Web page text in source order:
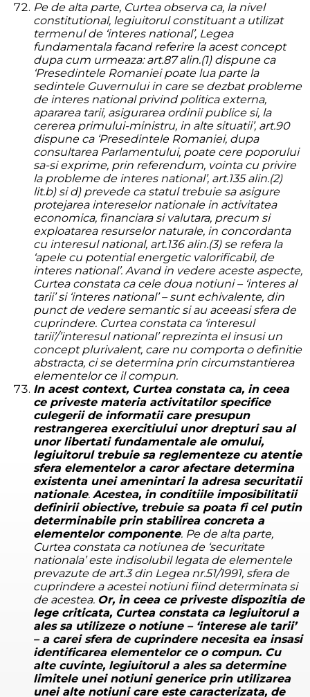
Pe de alta parte, Curtea observa ca, la nivel
constitutional, legiuitorul constituant a utilizat
termenul de ‘interes national’, Legea
fundamentala facand referire la acest concept
dupa cum urmeaza: art.87 alin.(1) dispune ca
‘Presedintele Romaniei poate lua parte la
sedintele Guvernului in care se dezbat probleme
de interes national privind politica externa,
apararea tarii, asigurarea ordinii publice si, la
cererea primului-ministru, in alte situatii’, art.90
dispune ca ‘Presedintele Romaniei, dupa
consultarea Parlamentului, poate cere poporului
sa-si exprime, prin referendum, vointa cu privire
la probleme de interes national’, art.135 alin.(2)
lit.b) si d) prevede ca statul trebuie sa asigure
protejarea intereselor nationale in activitatea
economica, financiara si valutara, precum si
exploatarea resurselor naturale, in concordanta
cu interesul national, art.136 alin.(3) se refera la
‘apele cu potential energetic valorificabil, de
interes national’. Avand in vedere aceste aspecte,
Curtea constata ca cele doua notiuni – ‘interes al
tarii’ si ‘interes national’ – sunt echivalente, din
punct de vedere semantic si au aceeasi sfera de
cuprindere. Curtea constata ca ‘interesul
tarii’/’interesul national’ reprezinta el insusi un
concept plurivalent, care nu comporta o definitie
abstracta, ci se determina prin circumstantierea
elementelor ce il compun.
In acest context, Curtea constata ca, in ceea
ce priveste materia activitatilor specifice
culegerii de informatii care presupun
restrangerea exercitiului unor drepturi sau al
unor libertati fundamentale ale omului,
legiuitorul trebuie sa reglementeze cu atentie
sfera elementelor a caror afectare determina
existenta unei amenintari la adresa securitatii
nationale. Acestea, in conditiile imposibilitatii
definirii obiective, trebuie sa poata fi cel putin
determinabile prin stabilirea concreta a
elementelor componente. Pe de alta parte,
Curtea constata ca notiunea de ‘securitate
nationala’ este indisolubil legata de elementele
prevazute de art.3 din Legea nr.51/1991, sfera de
cuprindere a acestei notiuni fiind determinata si
de acestea. Or, in ceea ce priveste dispozitia de
lege criticata, Curtea constata ca legiuitorul a
ales sa utilizeze o notiune – ‘interese ale tarii’
– a carei sfera de cuprindere necesita ea insasi
identificarea elementelor ce o compun. Cu
alte cuvinte, legiuitorul a ales sa determine
limitele unei notiuni generice prin utilizarea
unei alte notiuni care este caracterizata, de